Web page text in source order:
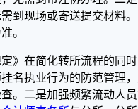
到现场或寄送提交材料
。
》在简化转所流程的同
名执业行为的防范管理
。二是加强频繁流动人